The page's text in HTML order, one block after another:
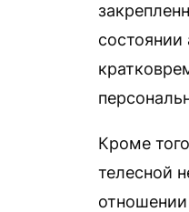
состоянии
Кроме
телесной